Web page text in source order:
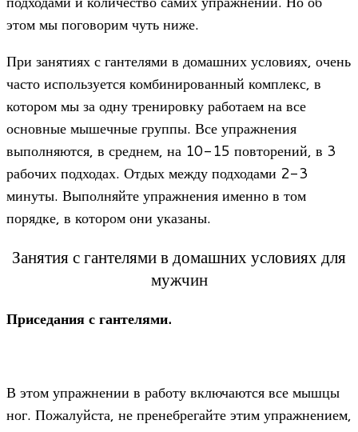
этом мы поговорим чуть ниже.
При занятиях с гантелями в домашних условиях, очень
часто используется комбинированный комплекс, в
котором мы за одну тренировку работаем на все
основные мышечные группы. Все упражнения
выполняются, в среднем, на 10-15 повторений, в 3
рабочих подходах. Отдых между подходами 2-3
минуты. Выполняйте упражнения именно в том
порядке, в котором они указаны.
Занятия с гантелями в домашних условиях для
мужчин
Приседания с гантелями.
В этом упражнении в работу включаются все мышцы
ног. Пожалуйста, не пренебрегайте этим упражнением,